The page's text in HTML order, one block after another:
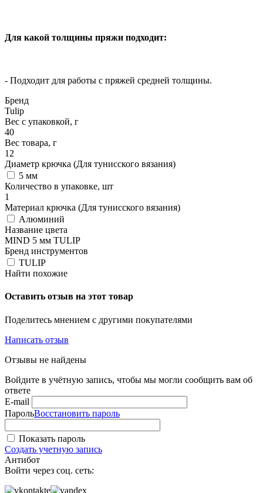
Для какой толщины пряжи подходит:
- Подходит для работы с пряжей средней толщины.
Бренд
Tulip
Вес с упаковкой, г
40
Вес товара, г
12
Диаметр крючка (Для тунисского вязания)
5 мм
Количество в упаковке, шт
1
Материал крючка (Для тунисского вязания)
Алюминий
Название цвета
MIND 5 мм TULIP
Бренд инструментов
TULIP
Найти похожие
Оставить отзыв на этот товар
Поделитесь мнением с другими покупателями
Написать отзыв
Отзывы не найдены
Войдите в учётную запись, чтобы мы могли сообщить вам об
ответе
E-mail
ПарольВосстановить пароль
Показать пароль
Создать учетную запись
Антибот
Войти через соц. сеть: